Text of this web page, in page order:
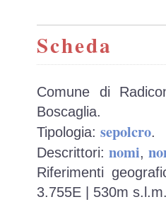
Scheda
Comune di
Boscaglia.
Tipologia: sepolcro.
Descrittori: nomi,
Riferimenti
3.755E | 530m s.l.m.